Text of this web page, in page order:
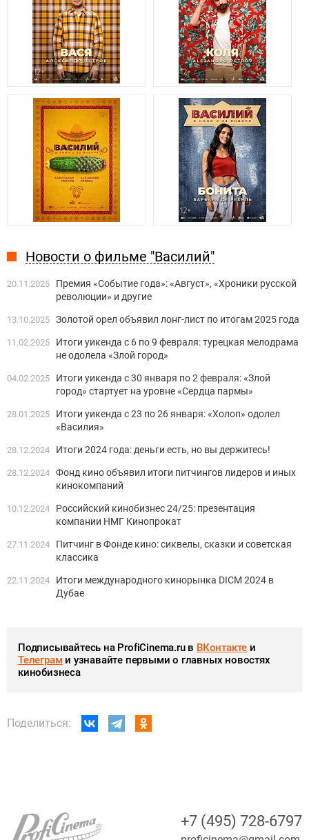
Новости о фильме "Василий"
20.11.2025
Премия «Событие года»: «Август», «Хроники русской
революции» и другие
13.10.2025 Золотой орел объявил лонг-лист по итогам 2025 года
11.02.2025
Итоги уикенда с 6 по 9 февраля: турецкая мелодрама
не одолела «Злой город»
04.02.2025
Итоги уикенда с 30 января по 2 февраля: «Злой
город» стартует на уровне «Сердца пармы»
28.01.2025
Итоги уикенда с 23 по 26 января: «Холоп» одолел
«Василия»
28.12.2024 Итоги 2024 года: деньги есть, но вы держитесь!
28.12.2024 Фонд кино объявил итоги питчингов лидеров и иных
кинокомпаний
10.12.2024
Российский кинобизнес 24/25: презентация
компании НМГ Кинопрокат
27.11.2024
Питчинг в Фонде кино: сиквелы, сказки и советская
классика
22.11.2024
Итоги международного кинорынка DICM 2024 в
Дубае
Подписывайтесь на ProfiCinema.ru в ВКонтакте и
Телеграми узнавайте первыми о главных новостях
кинобизнеса
Поделиться:
+7 (495) 728-6797